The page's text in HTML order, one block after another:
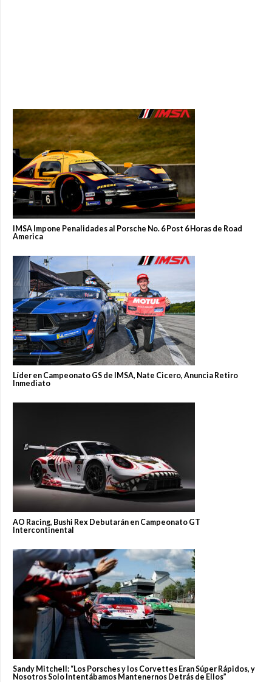
IMSA Impone Penalidades al Porsche No. 6 Post 6 Horas de Road
America
Líder en Campeonato GS de IMSA, Nate Cicero, Anuncia Retiro
Inmediato
AO Racing, Bushi Rex Debutarán en Campeonato GT
Intercontinental
Sandy Mitchell: “Los Porsches y los Corvettes Eran Súper Rápidos, y
Nosotros Solo Intentábamos Mantenernos Detrás de Ellos”